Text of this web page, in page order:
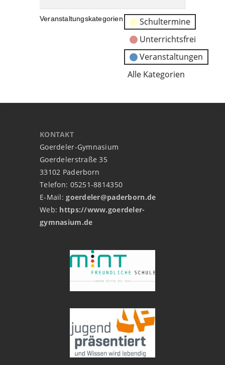
Veranstaltungskategorien
Schultermine
Unterrichtsfrei
Veranstaltungen
Alle Kategorien
KONTAKT
Goerdeler-Gymnasium
Goerdelerstraße 35
33102 Paderborn
Telefon: 05251-8814350
E-Mail:goerdeler@paderborn.de
Web: https://www.goerdeler-
gymnasium.de